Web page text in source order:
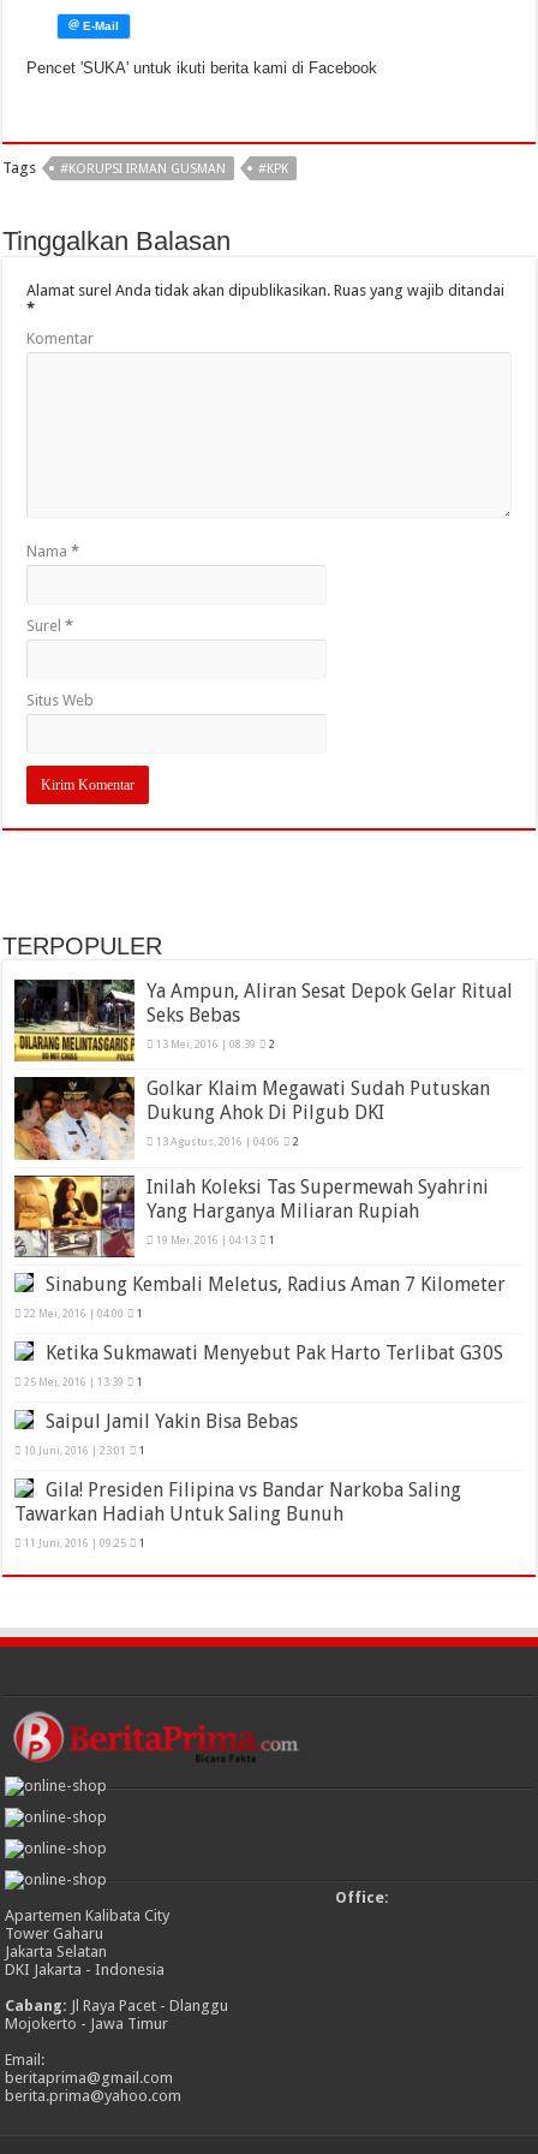
Pencet 'SUKA' untuk ikuti berita kami di Facebook
Tags #KORUPSI IRMAN GUSMAN #KPK
Tinggalkan Balasan
Alamat surel Anda tidak akan dipublikasikan. Ruas yang wajib ditandai
*
Komentar
Nama*
Surel*
Situs Web
TERPOPULER
Ya Ampun, Aliran Sesat Depok Gelar Ritual
Seks Bebas
13 Mei, 2016 | 08:39 2
Golkar Klaim Megawati Sudah Putuskan
Dukung Ahok Di Pilgub DKI
13 Agustus, 2016 | 04:06 2
Inilah Koleksi Tas Supermewah Syahrini
Yang Harganya Miliaran Rupiah
19 Mei, 2016 | 04:13 1
Sinabung Kembali Meletus, Radius Aman 7 Kilometer
22 Mei, 2016 | 04:00 1
Ketika Sukmawati Menyebut Pak Harto Terlibat G30S
25 Mei, 2016 | 13:39 1
Saipul Jamil Yakin Bisa Bebas
10 Juni, 2016 | 23:01 1
Gila! Presiden Filipina vs Bandar Narkoba Saling
Tawarkan Hadiah Untuk Saling Bunuh
11 Juni, 2016 | 09:25 1
Office:
Apartemen Kalibata City
Tower Gaharu
Jakarta Selatan
DKI Jakarta - Indonesia
Cabang: Jl Raya Pacet - Dlanggu
Mojokerto - Jawa Timur
Email:
beritaprima@gmail.com
berita.prima@yahoo.com